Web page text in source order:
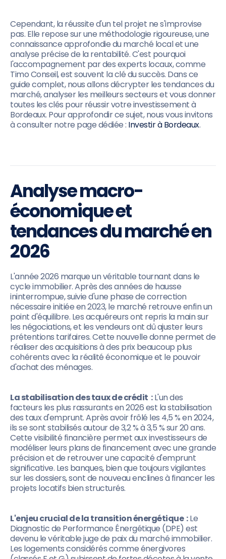
Cependant, la réussite d'un tel projet ne s'improvise
pas. Elle repose sur une méthodologie rigoureuse, une
connaissance approfondie du marché local et une
analyse précise de la rentabilité. C'est pourquoi
l'accompagnement par des experts locaux, comme
Timo Conseil, est souvent la clé du succès. Dans ce
guide complet, nous allons décrypter les tendances du
marché, analyser les meilleurs secteurs et vous donner
toutes les clés pour réussir votre investissement à
Bordeaux. Pour approfondir ce sujet, nous vous invitons
à consulter notre page dédiée : Investir à Bordeaux.
Analyse macro-
économique et
tendances du marché en
2026
L'année 2026 marque un véritable tournant dans le
cycle immobilier. Après des années de hausse
ininterrompue, suivie d'une phase de correction
nécessaire initiée en 2023, le marché retrouve enfin un
point d'équilibre. Les acquéreurs ont repris la main sur
les négociations, et les vendeurs ont dû ajuster leurs
prétentions tarifaires. Cette nouvelle donne permet de
réaliser des acquisitions à des prix beaucoup plus
cohérents avec la réalité économique et le pouvoir
d'achat des ménages.
La stabilisation des taux de crédit :L'un des
facteurs les plus rassurants en 2026 est la stabilisation
des taux d'emprunt. Après avoir frôlé les 4,5 % en 2024,
ils se sont stabilisés autour de 3,2 % à 3,5 % sur 20 ans.
Cette visibilité financière permet aux investisseurs de
modéliser leurs plans de financement avec une grande
précision et de retrouver une capacité d'emprunt
significative. Les banques, bien que toujours vigilantes
sur les dossiers, sont de nouveau enclines à financer les
projets locatifs bien structurés.
L'enjeu crucial de la transition énergétique :Le
Diagnostic de Performance Énergétique (DPE) est
devenu le véritable juge de paix du marché immobilier.
Les logements considérés comme énergivores